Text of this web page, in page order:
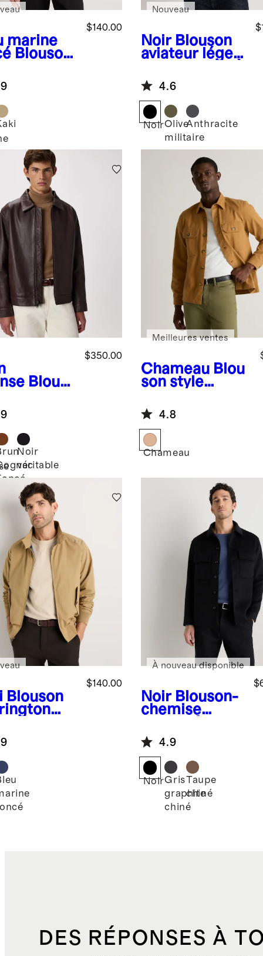
marine
Blouson
à
$140.00
Noir Blouson
aviateur léger
traitement
DWR pour
hommes
Nouveau
4.6
NoirOlive
militaire
Anthracite
Blous
cuir
$350.00
Noir
véritable
Chameau Blou
son style
extensible
doublement
brossé
Meilleures ventes
4.8
Chameau
Blouson
à
$140.00
Noir Blouson-
chemise
en cachemire
de Mongolie à
100 %
À nouveau disponible
4.9
NoirGris
graphite
chiné
Taupe
chiné
DES RÉPONSES À